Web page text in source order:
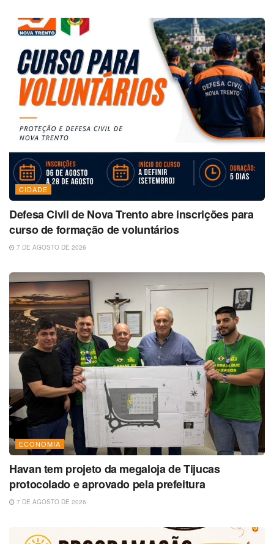
CIDADE
Defesa Civil de Nova Trento abre inscrições para
curso de formação de voluntários
7 DE AGOSTO DE 2026
ECONOMIA
Havan tem projeto da megaloja de Tijucas
protocolado e aprovado pela prefeitura
7 DE AGOSTO DE 2026